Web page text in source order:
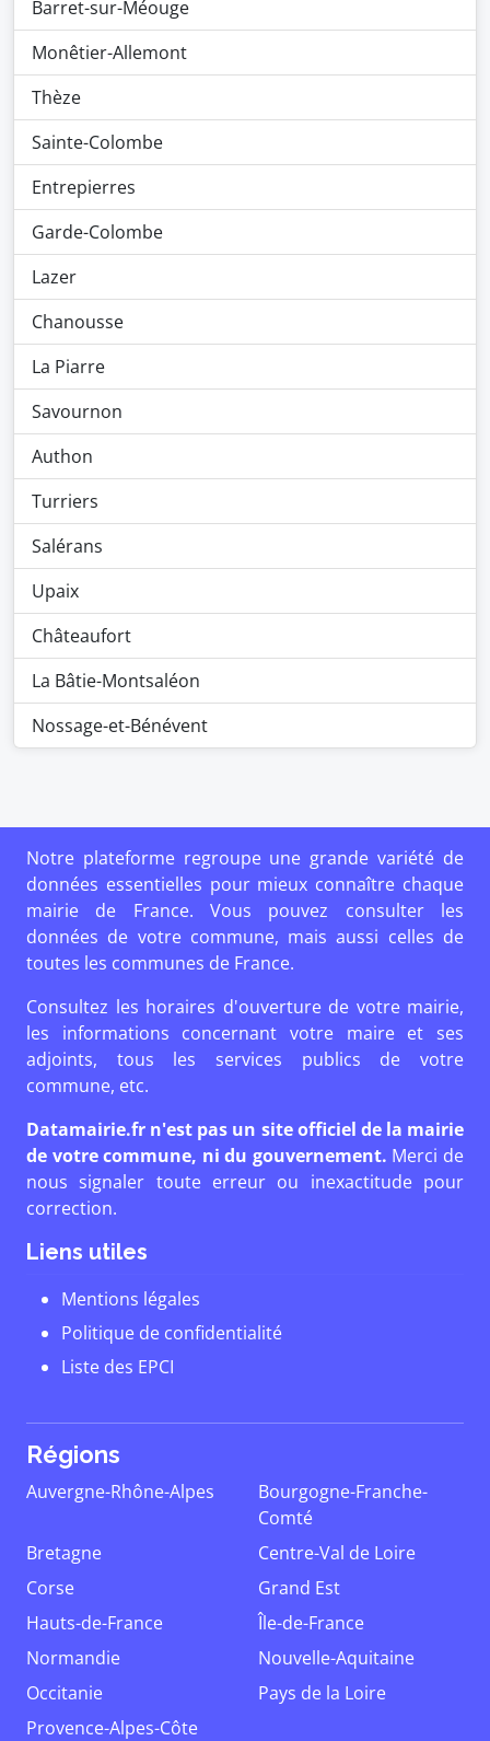
Barret-sur-Méouge
Monêtier-Allemont
Thèze
Sainte-Colombe
Entrepierres
Garde-Colombe
Lazer
Chanousse
La Piarre
Savournon
Authon
Turriers
Salérans
Upaix
Châteaufort
La Bâtie-Montsaléon
Nossage-et-Bénévent
Notre plateforme regroupe une grande variété de
données essentielles pour mieux connaître chaque
mairie de France. Vous pouvez consulter les
données de votre commune, mais aussi celles de
toutes les communes de France.
Consultez les horaires d'ouverture de votre mairie,
les informations concernant votre maire et ses
adjoints, tous les services publics de votre
commune, etc.
Datamairie.fr n'est pas un site officiel de la mairie
de votre commune, ni du gouvernement. Merci de
nous signaler toute erreur ou inexactitude pour
correction.
Liens utiles
Mentions légales
Politique de confidentialité
Liste des EPCI
Régions
Auvergne-Rhône-Alpes
Bourgogne-Franche-
Comté
Bretagne
Centre-Val de Loire
Corse
Grand Est
Hauts-de-France
Île-de-France
Normandie
Nouvelle-Aquitaine
Occitanie
Pays de la Loire
Provence-Alpes-Côte